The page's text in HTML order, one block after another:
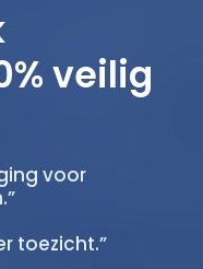
veilig
voor
toezicht.”